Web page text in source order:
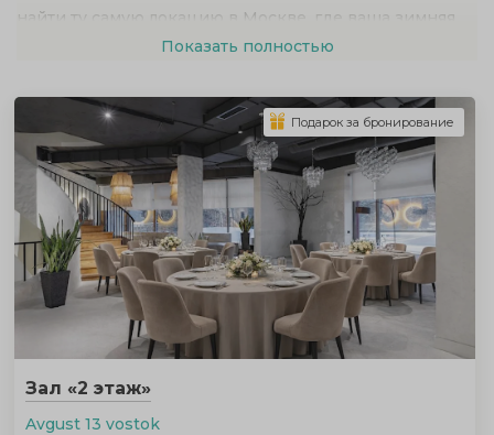
найти ту самую локацию в Москве, где ваша зимняя
мечта станет реальностью.Показать полностью
Зал «2 этаж»
Avgust 13 vostok
Подарок за бронирование